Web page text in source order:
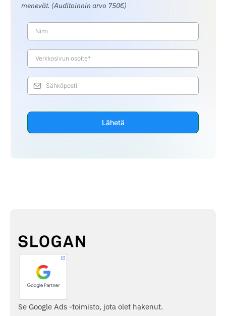
menevät. (Auditoinnin arvo 750€)
Lähetä
Se Google Ads -toimisto, jota olet hakenut.